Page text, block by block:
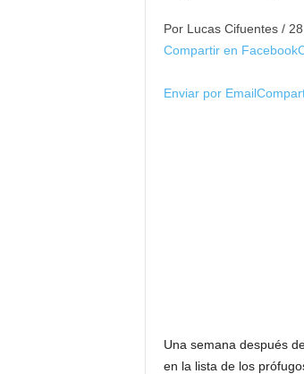
Por Lucas Cifuentes /
Compartir en Facebook
Enviar por Email
Una semana después
en la lista de los